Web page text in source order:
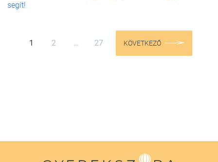
segít!
1 2 … 27 KÖVETKEZŐ